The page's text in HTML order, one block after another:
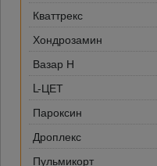
Кваттрекс
Хондрозамин
Вазар Н
L-ЦЕТ
Пароксин
Дроплекс
Пульмикорт